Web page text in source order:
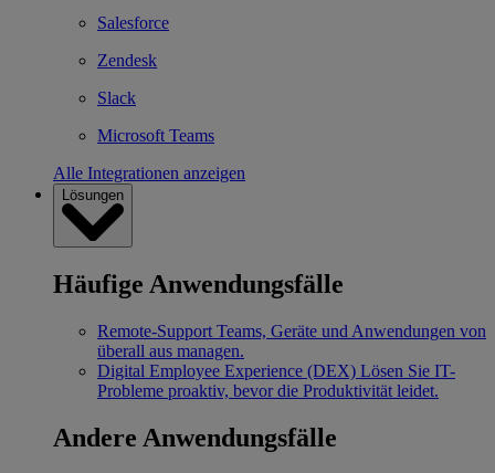
Salesforce
Zendesk
Slack
Microsoft Teams
Alle Integrationen anzeigen
Lösungen
Häufige Anwendungsfälle
Remote-Support Teams, Geräte und Anwendungen von
überall aus managen.
Digital Employee Experience (DEX) Lösen Sie IT-
Probleme proaktiv, bevor die Produktivität leidet.
Andere Anwendungsfälle